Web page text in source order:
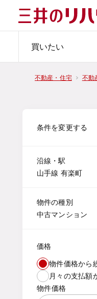
買いたい
不動産・住宅 不動
条件を変更する
沿線・駅
山手線 有楽町
物件の種別
中古マンション
価格
物件価格から
月々の支払額
物件価格